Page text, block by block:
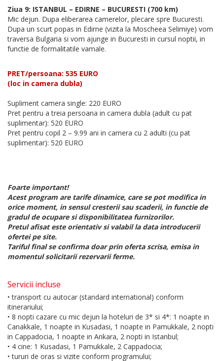
Ziua 9: ISTANBUL – EDIRNE – BUCURESTI (700 km)
Mic dejun. Dupa eliberarea camerelor, plecare spre Bucuresti.
Dupa un scurt popas in Edirne (vizita la Moscheea Selimiye) vom
traversa Bulgaria si vom ajunge in Bucuresti in cursul noptii, in
functie de formalitatile vamale.
PRET/persoana: 535 EURO
(loc in camera dubla)
Supliment camera single: 220 EURO
Pret pentru a treia persoana in camera dubla (adult cu pat
suplimentar): 520 EURO
Pret pentru copil 2 – 9.99 ani in camera cu 2 adulti (cu pat
suplimentar): 520 EURO
Foarte important!
Acest program are tarife dinamice, care se pot modifica in
orice moment, in sensul cresterii sau scaderii, in functie de
gradul de ocupare si disponibilitatea furnizorilor.
Pretul afisat este orientativ si valabil la data introducerii
ofertei pe site.
Tariful final se confirma doar prin oferta scrisa, emisa in
momentul solicitarii rezervarii ferme.
Servicii incluse
• transport cu autocar (standard international) conform
itinerariului;
• 8 nopti cazare cu mic dejun la hoteluri de 3* si 4*: 1 noapte in
Canakkale, 1 noapte in Kusadasi, 1 noapte in Pamukkale, 2 nopti
in Cappadocia, 1 noapte in Ankara, 2 nopti in Istanbul;
• 4 cine: 1 Kusadasi, 1 Pamukkale, 2 Cappadocia;
• tururi de oras si vizite conform programului;